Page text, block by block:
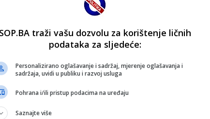
da se konsoliduje i pokaže da ovaj debakl u Banjoj
SOP.BA traži vašu dozvolu za korištenje ličnih
podataka za sljedeće:
Personalizirano oglašavanje i sadržaj, mjerenje oglašavanja i
sadržaja, uvidi u publiku i razvoj usluga
Pohrana i/ili pristup podacima na uređaju
Saznajte više